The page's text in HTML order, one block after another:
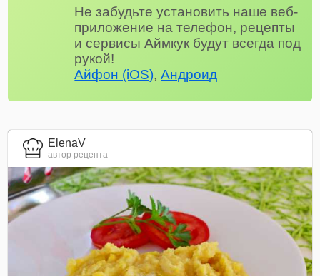
Не забудьте установить наше веб-
приложение на телефон, рецепты
и сервисы Аймкук будут всегда под
рукой!
Айфон (iOS),Андроид
ElenaV
автор рецепта